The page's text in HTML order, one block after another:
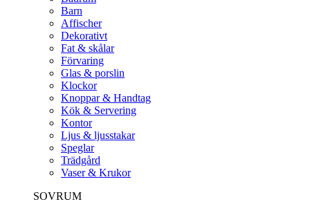
Barn
Affischer
Dekorativt
Fat & skålar
Förvaring
Glas & porslin
Klockor
Knoppar & Handtag
Kök & Servering
Kontor
Ljus & ljusstakar
Speglar
Trädgård
Vaser & Krukor
SOVRUM